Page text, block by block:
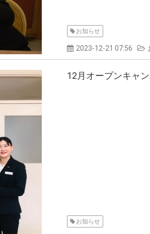
お知らせ
2023-12-21 07:56
12月オープンキャン
お知らせ